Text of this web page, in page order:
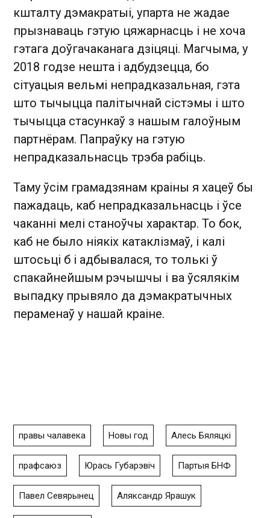
кшталту дэмакратыі, упарта не жадае
прызнаваць гэтую цяжарнасць і не хоча
гэтага доўгачаканага дзіцяці. Магчыма, у
2018 годзе нешта і адбудзецца, бо
сітуацыя вельмі непрадказальная, гэта
што тычыцца палітычнай сістэмы і што
тычыцца стасункаў з нашым галоўным
партнёрам. Папраўку на гэтую
непрадказальнасць трэба рабіць.
Таму ўсім грамадзянам краіны я хацеў бы
пажадаць, каб непрадказальнасць і ўсе
чаканні мелі станоўчы характар. То бок,
каб не было ніякіх катаклізмаў, і калі
штосьці б і адбывалася, то толькі ў
спакайнейшым рэчышчы і ва ўсялякім
выпадку прывяло да дэмакратычных
пераменаў у нашай краіне.
правы чалавека Новы год Алесь Бяляцкі
прафсаюз Юрась Губарэвіч Партыя БНФ
Павел Севярынец Аляксандр Ярашук